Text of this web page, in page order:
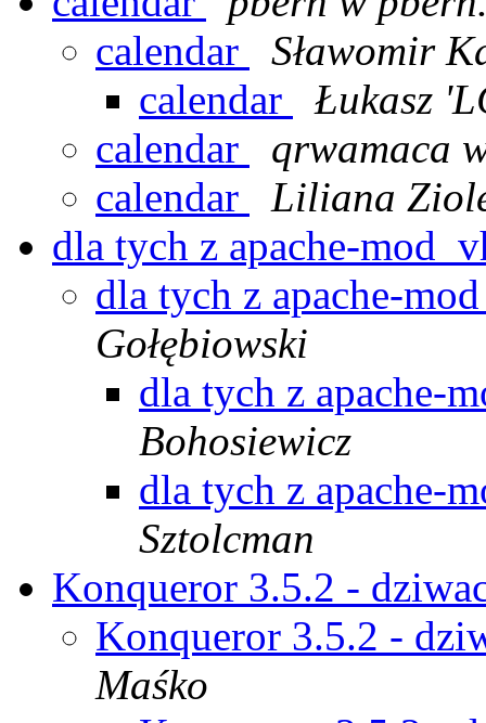
calendar
Sławomir
calendar
Łukasz
calendar
qrwamaca
calendar
Liliana
dla tych z apache-
dla tych z apache-
Gołębiowski
dla tych z apache-
Bohosiewicz
dla tych z apache-
Sztolcman
Konqueror 3.5.2 -
Konqueror 3.5.2 -
Maśko